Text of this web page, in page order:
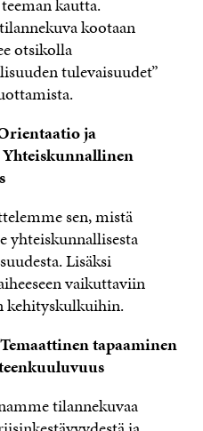
kautta.
kootaan
otsikolla
tulevaisuudet”
ja
sen, mistä
yhteiskunnallisesta
Lisäksi
vaikuttaviin
kehityskulkuihin.
tapaaminen
tilannekuvaa